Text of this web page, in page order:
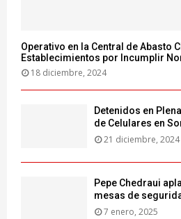
Operativo en la Central de Abasto
Establecimientos por Incumplir
18 diciembre, 2024
Detenidos en
de Celulares en
21 diciembre, 2024
Pepe Chedraui
mesas de
7 enero, 2025